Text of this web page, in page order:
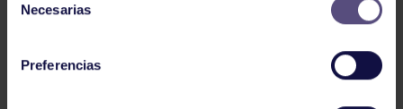
Necesarias
Preferencias